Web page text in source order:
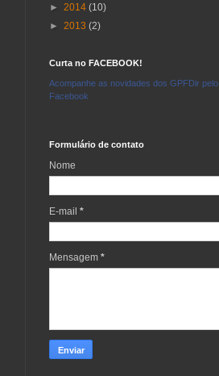
► 2014 (10)
► 2013 (2)
Curta no FACEBOOK!
Acompanhe as novidades dos GPFDir pelo
Facebook
Formulário de contato
Nome
E-mail *
Mensagem *